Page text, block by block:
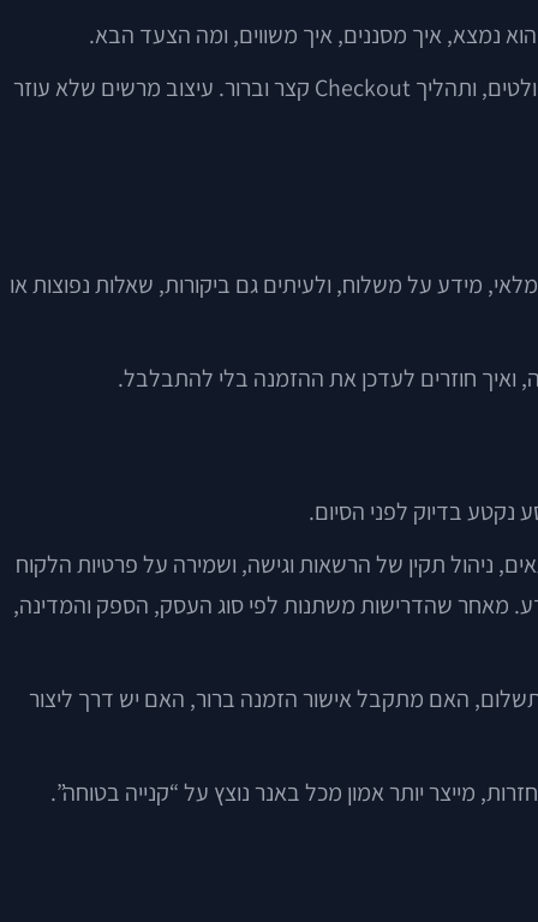
נמצא, איך מסננים, איך משווים, ומה הצעד הבא.
המשמעות המעשית היא ניווט ברור, קטגוריות הגיוניות, חיפוש שעובד, פילטרים רלוונטיים, עמודי מוצר מסודרים, כפתורי פעולה בולטים, ותהליך Checkout קצר וברור. עיצוב מרשים שלא עוזר
מידע על משלוח, ולעיתים גם ביקורות, שאלות נפוצות או
ואיך חוזרים לעדכן את ההזמנה בלי להתבלבל.
נקטע בדיוק לפני הסיום.
ניהול תקין של הרשאות וגישה, ושמירה על פרטיות הלקוח
מאחר שהדרישות משתנות לפי סוג העסק, הספק והמדינה,
האם מתקבל אישור הזמנה ברור, האם יש דרך ליצור
מייצר יותר אמון מכל באנר נוצץ על “קנייה בטוחה”.